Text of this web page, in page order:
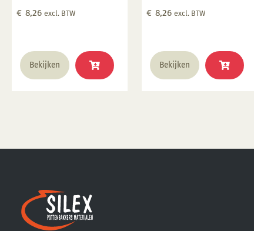
€ 8,26 excl. BTW
Bekijken
€ 8,26 excl. BTW
Bekijken